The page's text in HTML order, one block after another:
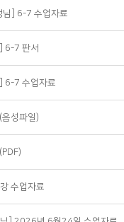
님] 6-7 수업자료
6-7 판서
6-7 수업자료
성파일)
수업자료